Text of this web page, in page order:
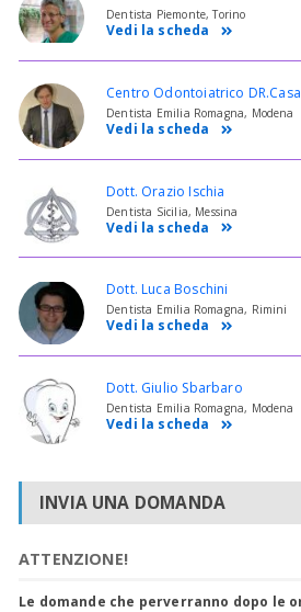
Dentista Piemonte, Torino
Vedi la scheda
Centro Odontoiatrico
Dentista Emilia Romagna, Modena
Vedi la scheda
Dott. Orazio Ischia
Dentista Sicilia, Messina
Vedi la scheda
Dott. Luca Boschini
Dentista Emilia Romagna, Rimini
Vedi la scheda
Dott. Giulio Sbarbaro
Dentista Emilia Romagna, Modena
Vedi la scheda
INVIA UNA DOMANDA
ATTENZIONE!
Le domande che perverranno dopo le